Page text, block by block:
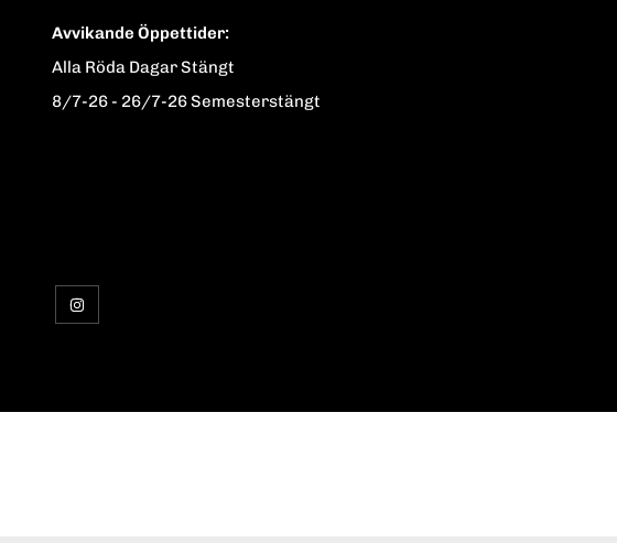
Avvikande Öppettider:
Alla Röda Dagar Stängt
8/7-26 - 26/7-26 Semesterstängt